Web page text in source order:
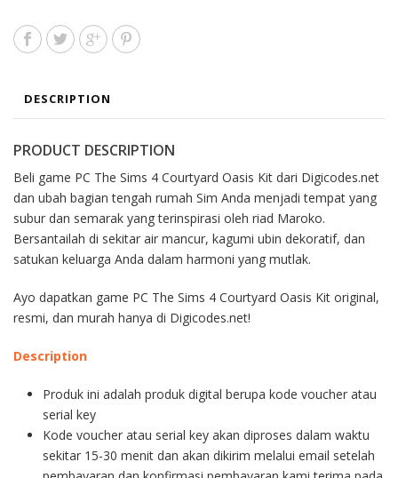
DESCRIPTION
PRODUCT DESCRIPTION
Beli game PC The Sims 4 Courtyard Oasis Kit dari Digicodes.net
dan ubah bagian tengah rumah Sim Anda menjadi tempat yang
subur dan semarak yang terinspirasi oleh riad Maroko.
Bersantailah di sekitar air mancur, kagumi ubin dekoratif, dan
satukan keluarga Anda dalam harmoni yang mutlak.
Ayo dapatkan game PC The Sims 4 Courtyard Oasis Kit original,
resmi, dan murah hanya di Digicodes.net!
Description
Produk ini adalah produk digital berupa kode voucher atau
serial key
Kode voucher atau serial key akan diproses dalam waktu
sekitar 15-30 menit dan akan dikirim melalui email setelah